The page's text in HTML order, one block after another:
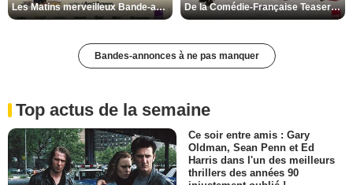
Les Matins merveilleux Bande-annonce VF De la Comédie-Française Teaser VF
Bandes-annonces à ne pas manquer
Top actus de la semaine
Ce soir entre amis : Gary
Oldman, Sean Penn et Ed
Harris dans l'un des meilleurs
thrillers des années 90